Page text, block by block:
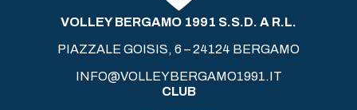
VOLLEY BERGAMO 1991 S.S.D. A R.L.
PIAZZALE GOISIS, 6 – 24124 BERGAMO
INFO@VOLLEYBERGAMO1991.IT
CLUB